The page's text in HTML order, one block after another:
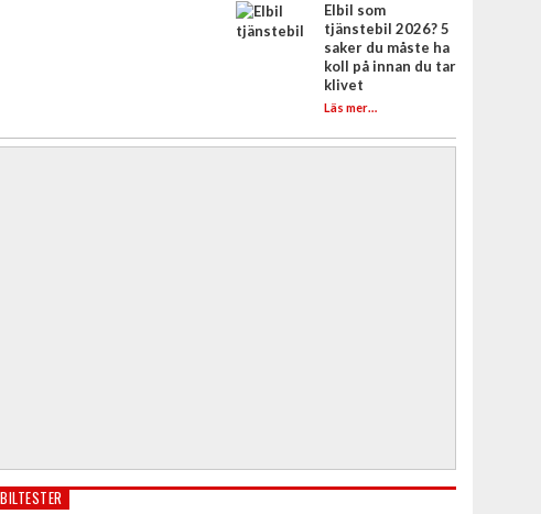
Elbil som
tjänstebil 2026? 5
saker du måste ha
koll på innan du tar
klivet
Läs mer…
BILTESTER